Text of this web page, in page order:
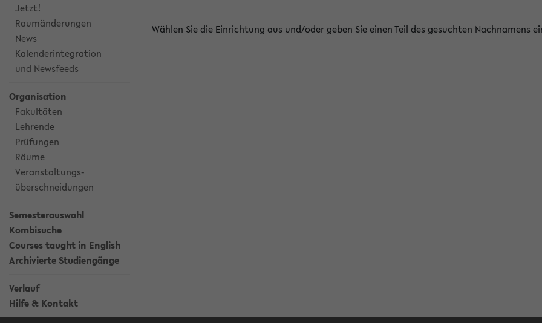
Jetzt!
Raumänderungen
News
Kalenderintegration
und Newsfeeds
Organisation
Fakultäten
Lehrende
Prüfungen
Räume
Veranstaltungs-
überschneidungen
Semesterauswahl
Kombisuche
Courses taught in English
Archivierte Studiengänge
Verlauf
Hilfe & Kontakt
Wählen Sie die Einrichtung aus und/oder geben Sie einen Teil des gesuchten Nachnamens